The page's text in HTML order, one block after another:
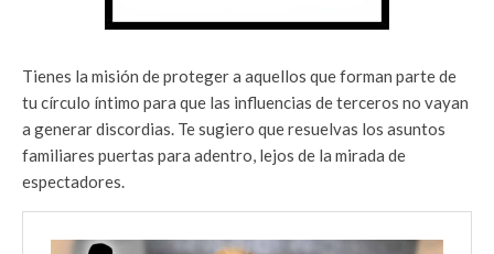
Tienes la misión de proteger a aquellos que forman parte de
tu círculo íntimo para que las influencias de terceros no vayan
a generar discordias. Te sugiero que resuelvas los asuntos
familiares puertas para adentro, lejos de la mirada de
espectadores.